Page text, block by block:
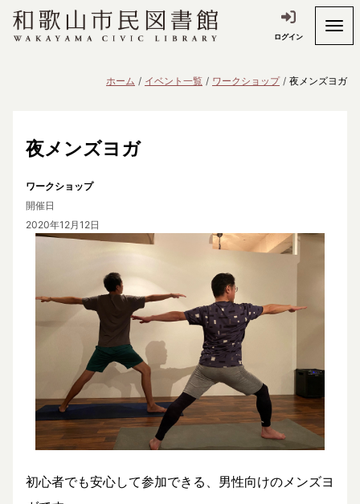
ログイン
ホーム イベント一覧 ワークショップ 夜メンズヨガ
夜メンズヨガ
ワークショップ
開催日
2020年12月12日
初心者でも安心して参加できる、男性向けのメンズヨ